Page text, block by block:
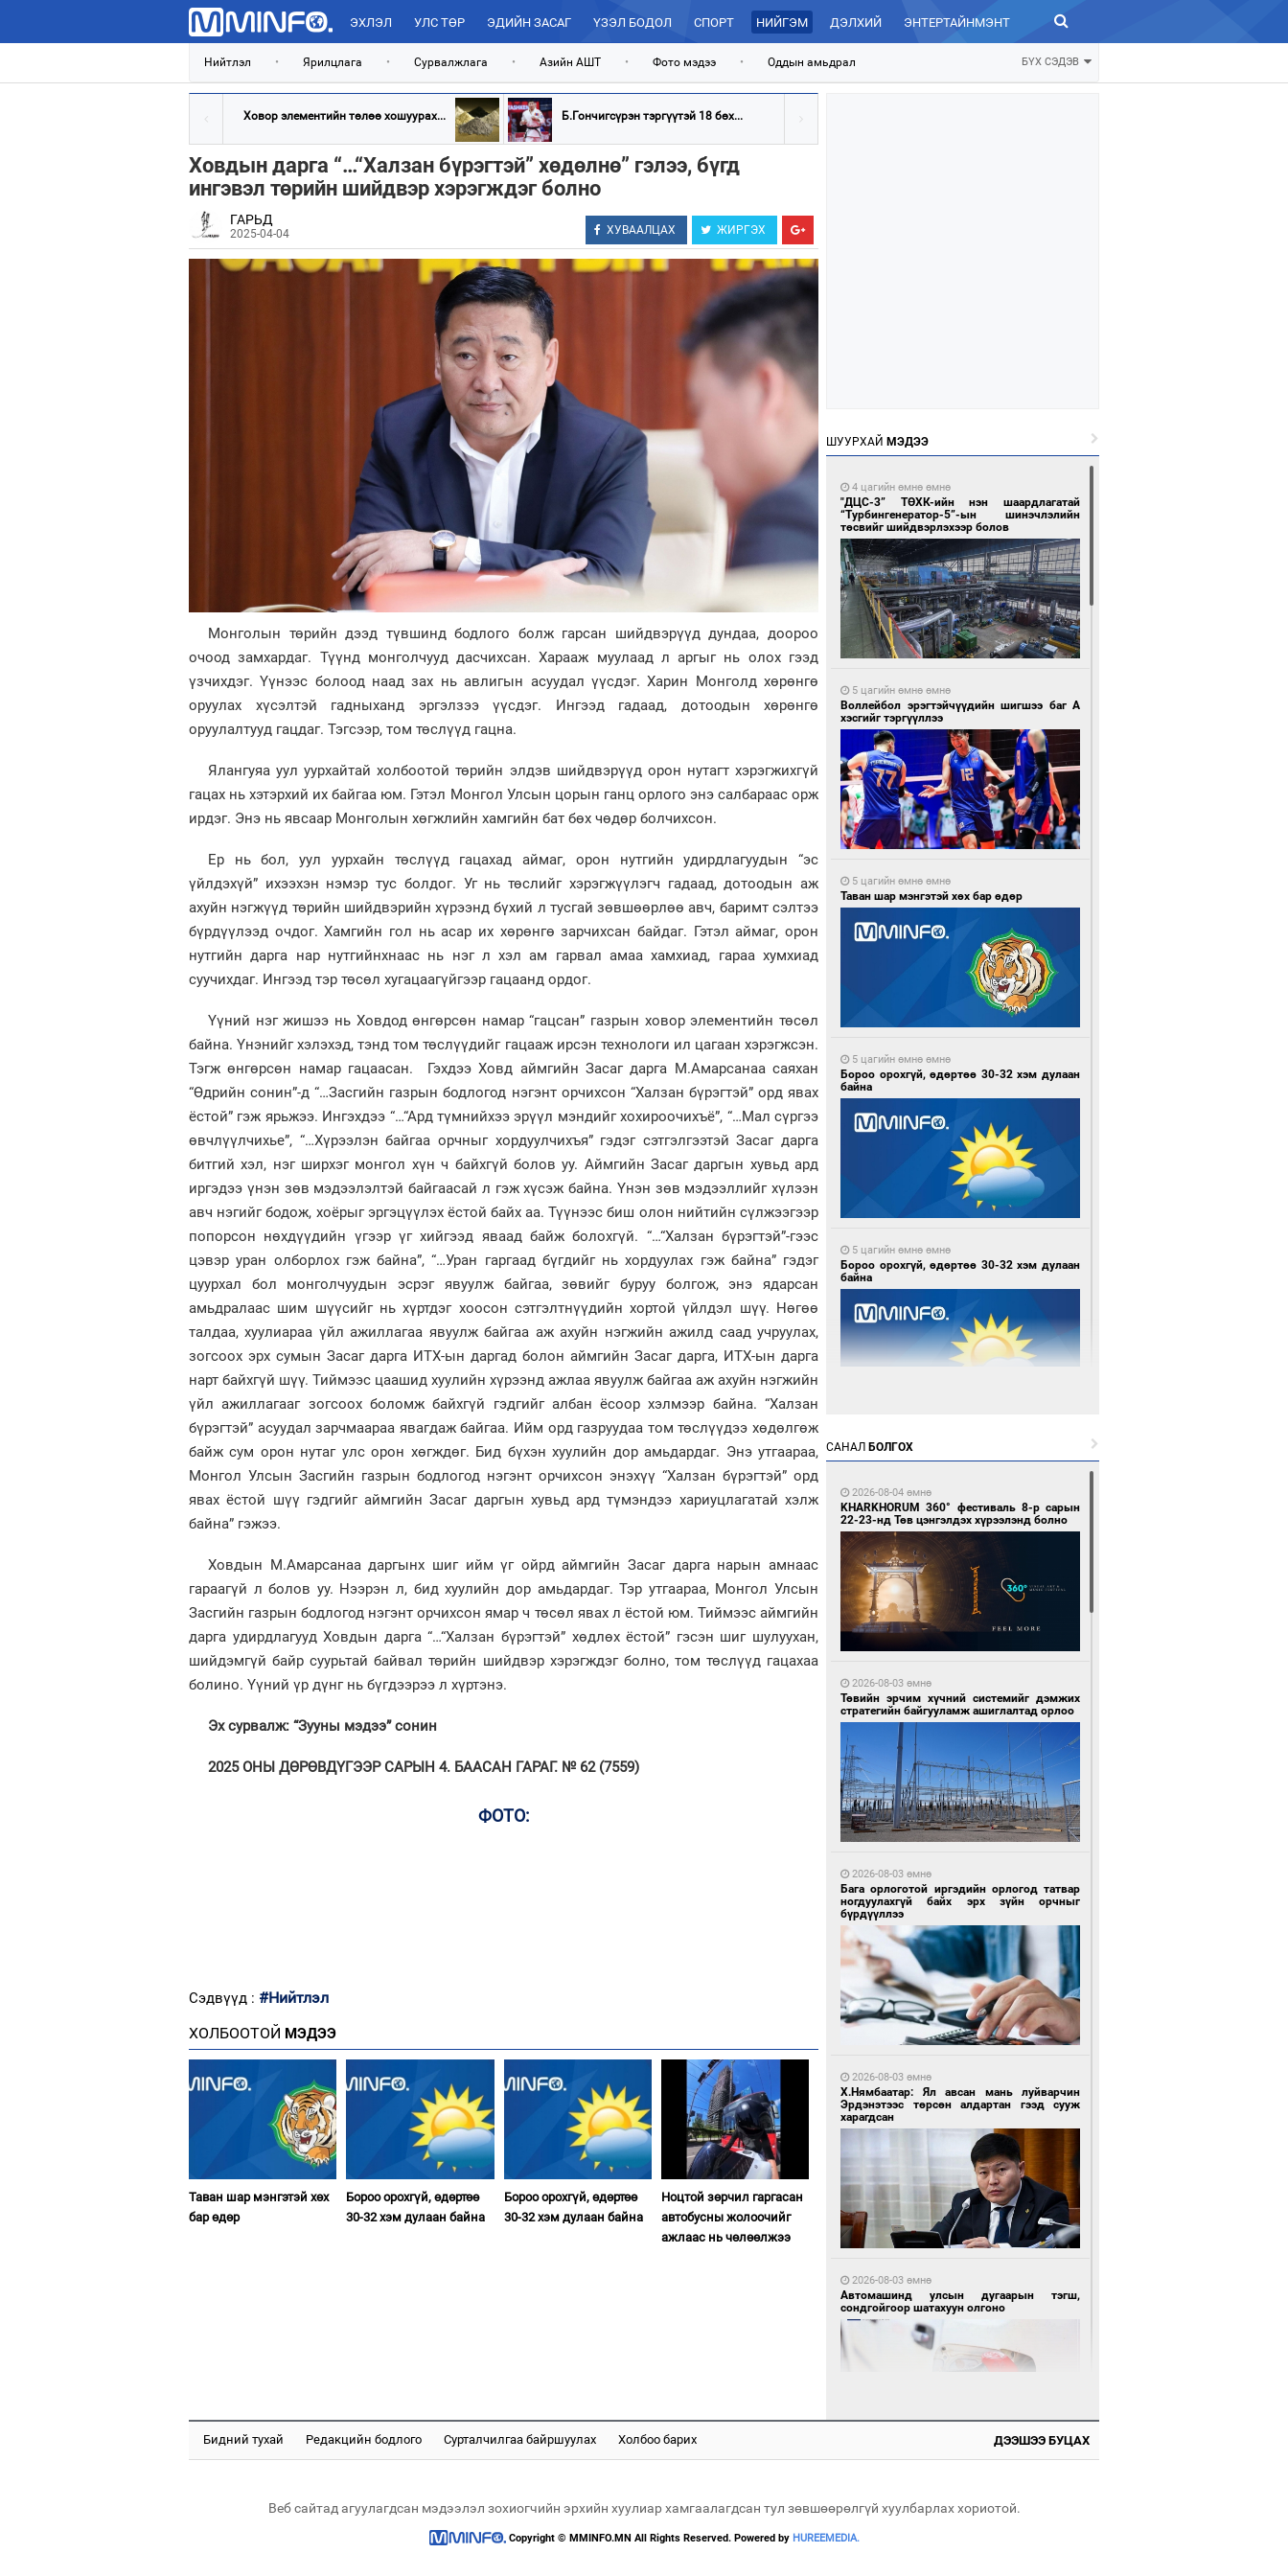
ЭХЛЭЛ УЛС ТӨР ЭДИЙН ЗАСАГ ҮЗЭЛ БОДОЛ СПОРТ НИЙГЭМ ДЭЛХИЙ ЭНТЕРТАЙНМЭНТ ЗУРХАЙ
Нийтлэл • Ярилцлага • Сурвалжлага • Азийн АШТ • Фото мэдээ • Оддын амьдрал БҮХ СЭДЭВ
Ховор элементийн төлөө хошуурах... Б.Гончигсүрэн тэргүүтэй 18 бөх...
Ховдын дарга “…“Халзан бүрэгтэй” хөдөлнө” гэлээ, бүгд
ингэвэл төрийн шийдвэр хэрэгждэг болно
ГАРЬД
2025-04-04 ХУВААЛЦАХ ЖИРГЭХ
Монголын төрийн дээд түвшинд бодлого болж гарсан шийдвэрүүд дундаа, доороо
очоод замхардаг. Түүнд монголчууд дасчихсан. Харааж муулаад л аргыг нь олох гээд
үзчихдэг. Үүнээс болоод наад зах нь авлигын асуудал үүсдэг. Харин Монголд хөрөнгө
оруулах хүсэлтэй гадныханд эргэлзээ үүсдэг. Ингээд гадаад, дотоодын хөрөнгө
оруулалтууд гацдаг. Тэгсээр, том төслүүд гацна.
Ялангуяа уул уурхайтай холбоотой төрийн элдэв шийдвэрүүд орон нутагт хэрэгжихгүй
гацах нь хэтэрхий их байгаа юм. Гэтэл Монгол Улсын цорын ганц орлого энэ салбараас орж
ирдэг. Энэ нь явсаар Монголын хөгжлийн хамгийн бат бөх чөдөр болчихсон.
Ер нь бол, уул уурхайн төслүүд гацахад аймаг, орон нутгийн удирдлагуудын “эс
үйлдэхүй” ихээхэн нэмэр тус болдог. Уг нь төслийг хэрэгжүүлэгч гадаад, дотоодын аж
ахуйн нэгжүүд төрийн шийдвэрийн хүрээнд бүхий л тусгай зөвшөөрлөө авч, баримт сэлтээ
бүрдүүлээд очдог. Хамгийн гол нь асар их хөрөнгө зарчихсан байдаг. Гэтэл аймаг, орон
нутгийн дарга нар нутгийнхнаас нь нэг л хэл ам гарвал амаа хамхиад, гараа хумхиад
суучихдаг. Ингээд тэр төсөл хугацаагүйгээр гацаанд ордог.
Үүний нэг жишээ нь Ховдод өнгөрсөн намар “гацсан” газрын ховор элементийн төсөл
байна. Үнэнийг хэлэхэд, тэнд том төслүүдийг гацааж ирсэн технологи ил цагаан хэрэгжсэн.
Тэгж өнгөрсөн намар гацаасан. Гэхдээ Ховд аймгийн Засаг дарга М.Амарсанаа саяхан
“Өдрийн сонин”-д “…Засгийн газрын бодлогод нэгэнт орчихсон “Халзан бүрэгтэй” орд явах
ёстой” гэж ярьжээ. Ингэхдээ “…“Ард түмнийхээ эрүүл мэндийг хохироочихъё”, “…Мал сүргээ
өвчлүүлчихье”, “…Хүрээлэн байгаа орчныг хордуулчихъя” гэдэг сэтгэлгээтэй Засаг дарга
битгий хэл, нэг ширхэг монгол хүн ч байхгүй болов уу. Аймгийн Засаг даргын хувьд ард
иргэдээ үнэн зөв мэдээлэлтэй байгаасай л гэж хүсэж байна. Үнэн зөв мэдээллийг хүлээн
авч нэгийг бодож, хоёрыг эргэцүүлэх ёстой байх аа. Түүнээс биш олон нийтийн сүлжээгээр
попорсон нөхдүүдийн үгээр үг хийгээд яваад байж болохгүй. “…“Халзан бүрэгтэй”-гээс
цэвэр уран олборлох гэж байна”, “…Уран гаргаад бүгдийг нь хордуулах гэж байна” гэдэг
цуурхал бол монголчуудын эсрэг явуулж байгаа, зөвийг буруу болгож, энэ ядарсан
амьдралаас шим шүүсийг нь хүртдэг хоосон сэтгэлтнүүдийн хортой үйлдэл шүү. Нөгөө
талдаа, хуулиараа үйл ажиллагаа явуулж байгаа аж ахуйн нэгжийн ажилд саад учруулах,
зогсоох эрх сумын Засаг дарга ИТХ-ын даргад болон аймгийн Засаг дарга, ИТХ-ын дарга
нарт байхгүй шүү. Тиймээс цаашид хуулийн хүрээнд ажлаа явуулж байгаа аж ахуйн нэгжийн
үйл ажиллагааг зогсоох боломж байхгүй гэдгийг албан ёсоор хэлмээр байна. “Халзан
бүрэгтэй” асуудал зарчмаараа явагдаж байгаа. Ийм орд газруудаа том төслүүдээ хөдөлгөж
байж сум орон нутаг улс орон хөгждөг. Бид бүхэн хуулийн дор амьдардаг. Энэ утгаараа,
Монгол Улсын Засгийн газрын бодлогод нэгэнт орчихсон энэхүү “Халзан бүрэгтэй” орд
явах ёстой шүү гэдгийг аймгийн Засаг даргын хувьд ард түмэндээ хариуцлагатай хэлж
байна” гэжээ.
Ховдын М.Амарсанаа даргынх шиг ийм үг ойрд аймгийн Засаг дарга нарын амнаас
гараагүй л болов уу. Нээрэн л, бид хуулийн дор амьдардаг. Тэр утгаараа, Монгол Улсын
Засгийн газрын бодлогод нэгэнт орчихсон ямар ч төсөл явах л ёстой юм. Тиймээс аймгийн
дарга удирдлагууд Ховдын дарга “…“Халзан бүрэгтэй” хөдлөх ёстой” гэсэн шиг шулуухан,
шийдэмгүй байр суурьтай байвал төрийн шийдвэр хэрэгждэг болно, том төслүүд гацахаа
болино. Үүний үр дүнг нь бүгдээрээ л хүртэнэ.
Эх сурвалж: “Зууны мэдээ” сонин
2025 ОНЫ ДӨРӨВДҮГЭЭР САРЫН 4. БААСАН ГАРАГ. № 62 (7559)
ФОТО:
Сэдвүүд : #Нийтлэл
ХОЛБООТОЙ МЭДЭЭ
Таван шар мэнгэтэй хөх
бар өдөр
Бороо орохгүй, өдөртөө
30-32 хэм дулаан байна
Бороо орохгүй, өдөртөө
30-32 хэм дулаан байна
Ноцтой зөрчил гаргасан
автобусны жолоочийг
ажлаас нь чөлөөлжээ
ШУУРХАЙ МЭДЭЭ
4 цагийн өмнө өмнө
"ДЦС-3” ТӨХК-ийн нэн шаардлагатай
“Турбингенератор-5”-ын шинэчлэлийн
төсвийг шийдвэрлэхээр болов
5 цагийн өмнө өмнө
Воллейбол эрэгтэйчүүдийн шигшээ баг А
хэсгийг тэргүүллээ
5 цагийн өмнө өмнө
Таван шар мэнгэтэй хөх бар өдөр
5 цагийн өмнө өмнө
Бороо орохгүй, өдөртөө 30-32 хэм дулаан
байна
5 цагийн өмнө өмнө
Бороо орохгүй, өдөртөө 30-32 хэм дулаан
байна
1 өдрийн өмнө өмнө
1 өдрийн өмнө өмнө
1 өдрийн өмнө өмнө
Ирландын алдарт Boyzone хамтлагийн
1 өдрийн өмнө өмнө
Нарны эрчим хүчээр гэрэлтдэг үйлдвэр
1 өдрийн өмнө өмнө
Монгол Улсын волейболын шигшээ баг
өнөөдөр Хятадын эсрэг тоглоно
дугаартай автомашинтай иргэдэд шатахуун
САНАЛ БОЛГОХ
2026-08-04 өмнө
KHARKHORUM 360° фестиваль 8-р сарын
22-23-нд Төв цэнгэлдэх хүрээлэнд болно
2026-08-03 өмнө
Төвийн эрчим хүчний системийг дэмжих
стратегийн байгууламж ашиглалтад орлоо
2026-08-03 өмнө
Бага орлоготой иргэдийн орлогод татвар
ногдуулахгүй байх эрх зүйн орчныг
бүрдүүллээ
2026-08-03 өмнө
Х.Нямбаатар: Ял авсан мань луйварчин
Эрдэнэтээс төрсөн алдартан гээд сууж
харагдсан
2026-08-03 өмнө
Автомашинд улсын дугаарын тэгш,
сондгойгоор шатахуун олгоно
Бидний тухай Редакцийн бодлого Сурталчилгаа байршуулах Холбоо барих ДЭЭШЭЭ БУЦАХ
Веб сайтад агуулагдсан мэдээлэл зохиогчийн эрхийн хуулиар хамгаалагдсан тул зөвшөөрөлгүй хуулбарлах хориотой.
Copyright © MMINFO.MN All Rights Reserved. Powered by HUREEMEDIA.